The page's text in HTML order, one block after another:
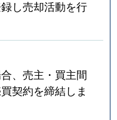
し売却活動を行
、売主・買主間
契約を締結しま